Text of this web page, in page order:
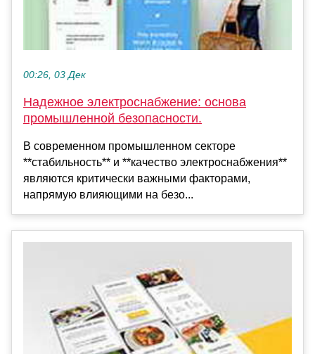
00:26, 03 Дек
Надежное электроснабжение: основа
промышленной безопасности.
В современном промышленном секторе
**стабильность** и **качество электроснабжения**
являются критически важными факторами,
напрямую влияющими на безо...